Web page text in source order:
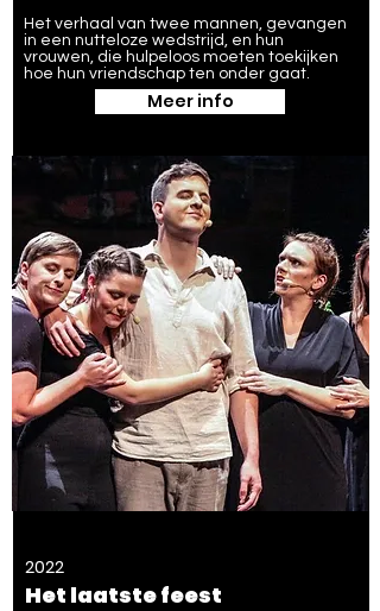
​Het verhaal van twee mannen, gevangen
in een nutteloze wedstrijd, en hun
vrouwen, die hulpeloos moeten toekijken
hoe hun vriendschap ten onder gaat.
Meer info
2022
Het laatste feest